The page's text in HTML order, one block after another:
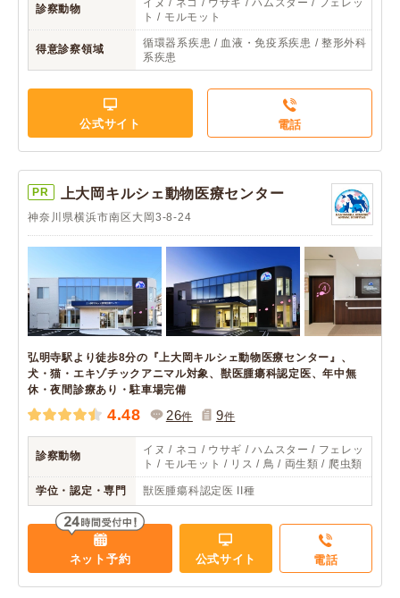
診察動物
イヌ / ネコ / ウサギ / ハムスター / フェレッ
ト / モルモット
得意診察領域
循環器系疾患 / 血液・免疫系疾患 / 整形外科
系疾患
公式サイト 電話
PR 上大岡キルシェ動物医療センター
神奈川県横浜市南区大岡3-8-24
弘明寺駅より徒歩8分の『上大岡キルシェ動物医療センター』、
犬・猫・エキゾチックアニマル対象、獣医腫瘍科認定医、年中無
休・夜間診療あり・駐車場完備
4.48 26件 9件
診察動物
イヌ / ネコ / ウサギ / ハムスター / フェレッ
ト / モルモット / リス / 鳥 / 両生類 / 爬虫類
学位・認定・専門 獣医腫瘍科認定医 II種
ネット予約 公式サイト 電話